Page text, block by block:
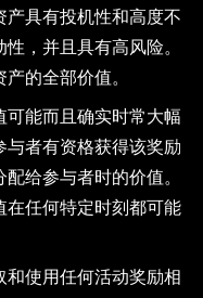
具有投机性和高度不
，并且具有高风险。
的全部价值。
能而且确实时常大幅
者有资格获得该奖励
给参与者时的价值。
在任何特定时刻都可能
使用任何活动奖励相